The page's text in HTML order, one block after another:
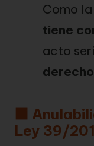
Como
tiene
acto
derecho
🟧
Ley 39/